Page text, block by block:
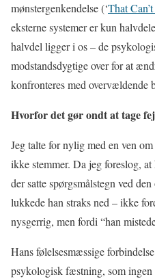
mønstergenkendelse (‘That
eksterne systemer er kun
halvdel ligger i os – de
modstandsdygtige over for at
konfronteres med overvældende
Hvorfor det gør ondt at tage
Jeg talte for nylig med en ven
ikke stemmer. Da jeg foreslog,
der satte spørgsmålstegn ved
lukkede han straks ned – ikke
nysgerrig, men fordi “han
Hans følelsesmæssige
psykologisk fæstning, som